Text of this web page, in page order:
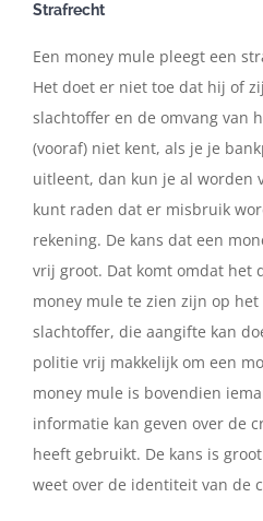
Strafrecht
Een money mule pleegt een
Het doet er niet toe dat hij of
slachtoffer en de omvang van
(vooraf) niet kent, als je je
uitleent, dan kun je al worden
kunt raden dat er misbruik
rekening. De kans dat een
vrij groot. Dat komt omdat het
money mule te zien zijn op
slachtoffer, die aangifte kan
politie vrij makkelijk om een
money mule is bovendien
informatie kan geven over de
heeft gebruikt. De kans is
weet over de identiteit van de